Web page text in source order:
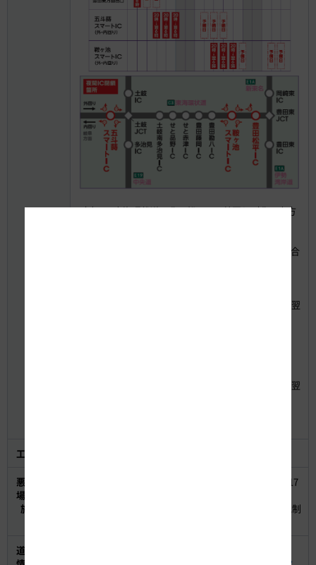
（1）C3 東海環状道 豊田松平IC：外回り（豊田東方
予備日：10月17日（火）、18日（水） いずれの場合
10月18日（水）から20日（金）まで 各日20時から翌
10月24日（火）から26日（木）まで 各日20時から翌
工事内容
悪天候の
場合の実
施判断
悪天候の場合は、夜間閉鎖の実施判断を実施当日の17
お出かけ前にNEXCO中日本公式WEBサイトの工事規制
道路交通